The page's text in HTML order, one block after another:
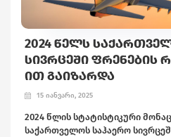
2024 ᲬᲔᲚᲡ
ᲡᲘᲕᲠᲪᲔᲨᲘ ᲤᲠᲔᲜᲔᲑᲘᲡ
ᲘᲗ ᲒᲐᲘᲖᲐᲠᲓᲐ
15 იანვარი, 2025
2024 წლის სტატისტიკური
საქართველოს საჰაერო